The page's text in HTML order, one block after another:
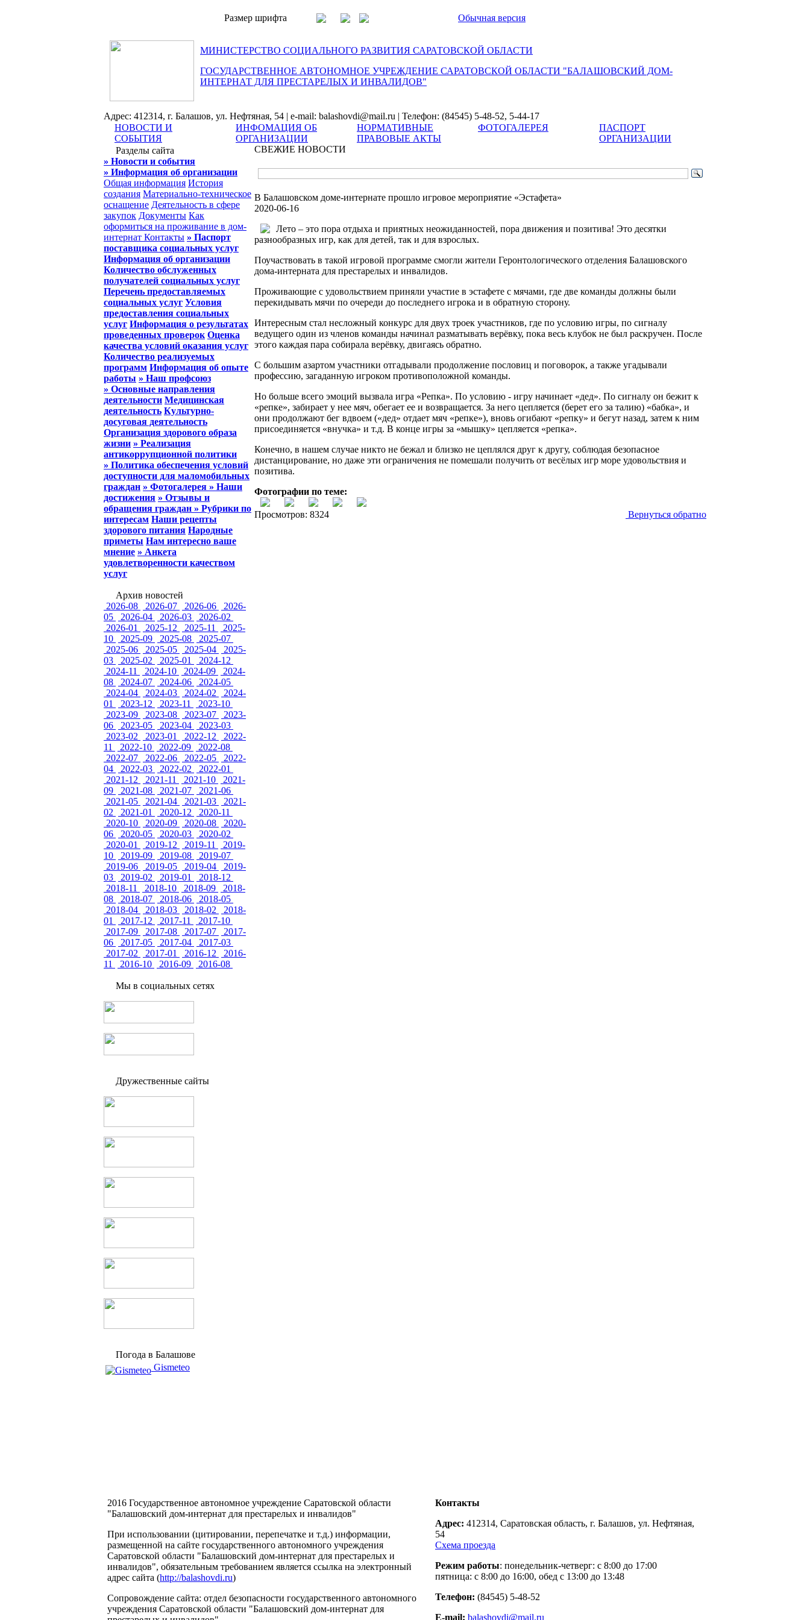
Размер шрифта Обычная версия
МИНИСТЕРСТВО СОЦИАЛЬНОГО РАЗВИТИЯ САРАТОВСКОЙ ОБЛАСТИ
ГОСУДАРСТВЕННОЕ АВТОНОМНОЕ УЧРЕЖДЕНИЕ САРАТОВСКОЙ ОБЛАСТИ "БАЛАШОВСКИЙ ДОМ-
ИНТЕРНАТ ДЛЯ ПРЕСТАРЕЛЫХ И ИНВАЛИДОВ"
Адрес: 412314, г. Балашов, ул. Нефтяная, 54 | e-mail: balashovdi@mail.ru | Телефон: (84545) 5-48-52, 5-44-17
НОВОСТИ И
СОБЫТИЯ
ИНФОМАЦИЯ ОБ
ОРГАНИЗАЦИИ
НОРМАТИВНЫЕ
ПРАВОВЫЕ АКТЫ
ФОТОГАЛЕРЕЯ
ПАСПОРТ
ОРГАНИЗАЦИИ
Разделы сайта
» Новости и события
» Информация об организации
Общая информация История
создания Материально-техническое
оснащение Деятельность в сфере
закупок Документы Как
оформиться на проживание в дом-
интернат Контакты » Паспорт
поставщика социальных услуг
Информация об организации
Количество обслуженных
получателей социальных услуг
Перечень предоставляемых
социальных услуг Условия
предоставления социальных
услуг Информация о результатах
проведенных проверок Оценка
качества условий оказания услуг
Количество реализуемых
программ Информация об опыте
работы » Наш профсоюз
» Основные направления
деятельности Медицинская
деятельность Культурно-
досуговая деятельность
Организация здорового образа
жизни » Реализация
антикоррупционной политики
» Политика обеспечения условий
доступности для маломобильных
граждан » Фотогалерея » Наши
достижения » Отзывы и
обращения граждан » Рубрики по
интересам Наши рецепты
здорового питания Народные
приметы Нам интересно ваше
мнение » Анкета
удовлетворенности качеством
услуг
Архив новостей
2026-08
2026-07 2026-06
2026-
05
2026-04 2026-03
2026-02
2026-01
2025-12 2025-11
2025-
10
2025-09 2025-08
2025-07
2025-06
2025-05 2025-04
2025-
03
2025-02 2025-01
2024-12
2024-11
2024-10 2024-09
2024-
08
2024-07 2024-06
2024-05
2024-04
2024-03 2024-02
2024-
01
2023-12 2023-11
2023-10
2023-09
2023-08 2023-07
2023-
06
2023-05 2023-04
2023-03
2023-02
2023-01 2022-12
2022-
11
2022-10 2022-09
2022-08
2022-07
2022-06 2022-05
2022-
04
2022-03 2022-02
2022-01
2021-12
2021-11 2021-10
2021-
09
2021-08 2021-07
2021-06
2021-05
2021-04 2021-03
2021-
02
2021-01 2020-12
2020-11
2020-10
2020-09 2020-08
2020-
06
2020-05 2020-03
2020-02
2020-01
2019-12 2019-11
2019-
10
2019-09 2019-08
2019-07
2019-06
2019-05 2019-04
2019-
03
2019-02 2019-01
2018-12
2018-11
2018-10 2018-09
2018-
08
2018-07 2018-06
2018-05
2018-04
2018-03 2018-02
2018-
01
2017-12 2017-11
2017-10
2017-09
2017-08 2017-07
2017-
06
2017-05 2017-04
2017-03
2017-02
2017-01 2016-12
2016-
11
2016-10 2016-09 2016-08
Мы в социальных сетях
Дружественные сайты
Погода в Балашове
Gismeteo
СВЕЖИЕ НОВОСТИ
В Балашовском доме-интернате прошло игровое мероприятие «Эстафета»
2020-06-16
Лето – это пора отдыха и приятных неожиданностей, пора движения и позитива! Это десятки
разнообразных игр, как для детей, так и для взрослых.
Поучаствовать в такой игровой программе смогли жители Геронтологического отделения Балашовского
дома-интерната для престарелых и инвалидов.
Проживающие с удовольствием приняли участие в эстафете с мячами, где две команды должны были
перекидывать мячи по очереди до последнего игрока и в обратную сторону.
Интересным стал несложный конкурс для двух троек участников, где по условию игры, по сигналу
ведущего один из членов команды начинал разматывать верёвку, пока весь клубок не был раскручен. После
этого каждая пара собирала верёвку, двигаясь обратно.
С большим азартом участники отгадывали продолжение пословиц и поговорок, а также угадывали
профессию, загаданную игроком противоположной команды.
Но больше всего эмоций вызвала игра «Репка». По условию - игру начинает «дед». По сигналу он бежит к
«репке», забирает у нее мяч, обегает ее и возвращается. За него цепляется (берет его за талию) «бабка», и
они продолжают бег вдвоем («дед» отдает мяч «репке»), вновь огибают «репку» и бегут назад, затем к ним
присоединяется «внучка» и т.д. В конце игры за «мышку» цепляется «репка».
Конечно, в нашем случае никто не бежал и близко не цеплялся друг к другу, соблюдая безопасное
дистанцирование, но даже эти ограничения не помешали получить от весёлых игр море удовольствия и
позитива.
Фотографии по теме:
Просмотров: 8324 Вернуться обратно
2016 Государственное автономное учреждение Саратовской области
"Балашовский дом-интернат для престарелых и инвалидов"
При использовании (цитировании, перепечатке и т.д.) информации,
размещенной на сайте государственного автономного учреждения
Саратовской области "Балашовский дом-интернат для престарелых и
инвалидов", обязательным требованием является ссылка на электронный
адрес сайта (http://balashovdi.ru)
Сопровождение сайта: отдел безопасности государственного автономного
учреждения Саратовской области "Балашовский дом-интернат для
Контакты
Адрес: 412314, Саратовская область, г. Балашов, ул. Нефтяная,
54
Схема проезда
Режим работы: понедельник-четверг: с 8:00 до 17:00
пятница: с 8:00 до 16:00, обед с 13:00 до 13:48
Телефон: (84545) 5-48-52
E-mail: balashovdi@mail.ru